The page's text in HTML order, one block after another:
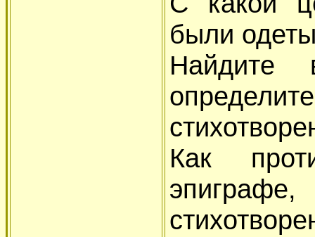
были
Найдите
Как